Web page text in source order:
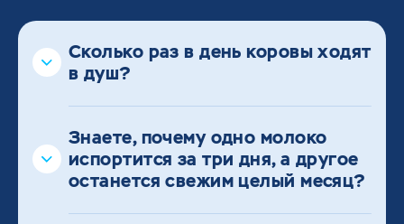
Сколько раз в день коровы ходят
в душ?
Знаете, почему одно молоко
испортится за три дня, а другое
останется свежим целый месяц?